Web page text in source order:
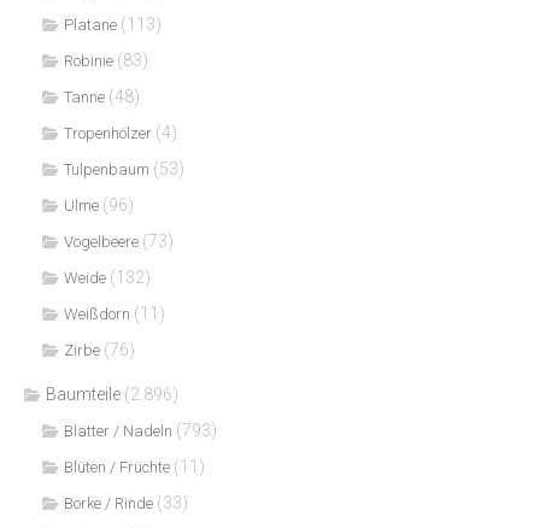
Platane (113)
Robinie (83)
Tanne (48)
Tropenhölzer (4)
Tulpenbaum (53)
Ulme (96)
Vogelbeere (73)
Weide (132)
Weißdorn (11)
Zirbe (76)
Baumteile (2.896)
Blätter / Nadeln (793)
Blüten / Früchte (11)
Borke / Rinde (33)